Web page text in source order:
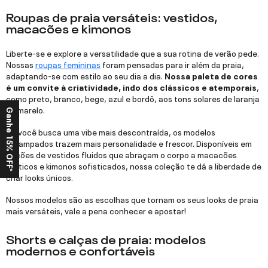
Roupas de praia versáteis: vestidos,
macacões e kimonos
Liberte-se e explore a versatilidade que a sua rotina de verão pede.
Nossas roupas femininas foram pensadas para ir além da praia,
adaptando-se com estilo ao seu dia a dia. Nossa paleta de cores
é um convite à criatividade, indo dos clássicos e atemporais,
como preto, branco, bege, azul e bordô, aos tons solares de laranja
e amarelo.
Se você busca uma vibe mais descontraída, os modelos
estampados trazem mais personalidade e frescor. Disponíveis em
opções de vestidos fluidos que abraçam o corpo a macacões
práticos e kimonos sofisticados, nossa coleção te dá a liberdade de
criar looks únicos.
Nossos modelos são as escolhas que tornam os seus looks de praia
mais versáteis, vale a pena conhecer e apostar!
Shorts e calças de praia: modelos
modernos e confortáveis
Ganhe 15% OFF*